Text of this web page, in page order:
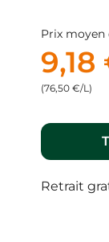
Prix moyen
9,18
(76,50 €/L)
Retrait